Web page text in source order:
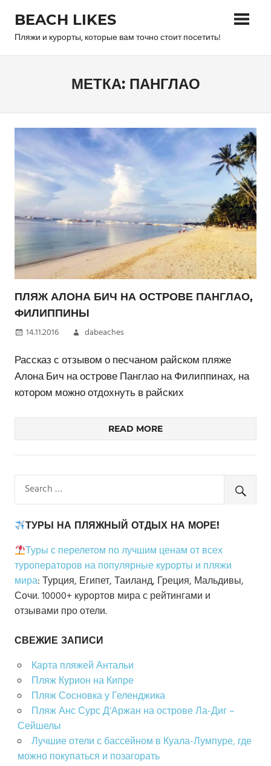
content
BEACH LIKES
Пляжи и курорты, которые вам точно стоит посетить!
МЕТКА: ПАНГЛАО
ПЛЯЖ АЛОНА БИЧ НА ОСТРОВЕ ПАНГЛАО,
ФИЛИППИНЫ
14.11.2016 dabeaches
Рассказ с отзывом о песчаном райском пляже
Алона Бич на острове Панглао на Филиппинах, на
котором можно отдохнуть в райских
READ MORE
ТУРЫ НА ПЛЯЖНЫЙ ОТДЫХ НА МОРЕ!
Туры с перелетом по лучшим ценам от всех
туроператоров на популярные курорты и пляжи
мира: Турция, Египет, Таиланд, Греция, Мальдивы,
Сочи. 10000+ курортов мира с рейтингами и
отзывами про отели.
СВЕЖИЕ ЗАПИСИ
Карта пляжей Антальи
Пляж Курион на Кипре
Пляж Сосновка у Геленджика
Пляж Анс Сурс Д’Аржан на острове Ла-Диг –
Сейшелы
Лучшие отели с бассейном в Куала-Лумпуре, где
можно покупаться и позагорать